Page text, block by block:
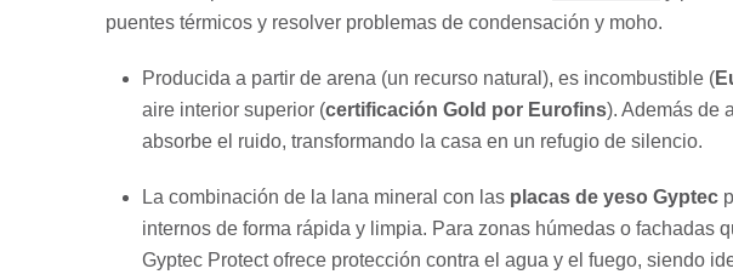
puentes térmicos y resolver problemas de condensación y moho.
Producida a partir de arena (un recurso natural), es incombustible (
aire interior superior (certificación Gold por Eurofins). Además de
absorbe el ruido, transformando la casa en un refugio de silencio.
La combinación de la lana mineral con las placas de yeso Gyptec
internos de forma rápida y limpia. Para zonas húmedas o fachadas
Gyptec Protect ofrece protección contra el agua y el fuego, siendo